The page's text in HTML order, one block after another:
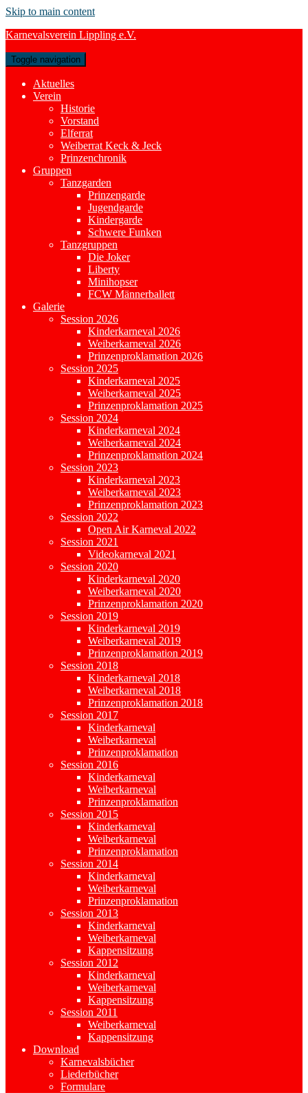
Skip to main content
Karnevalsverein Lippling e.V.
Toggle navigation
Aktuelles
Verein
Historie
Vorstand
Elferrat
Weiberrat Keck & Jeck
Prinzenchronik
Gruppen
Tanzgarden
Prinzengarde
Jugendgarde
Kindergarde
Schwere Funken
Tanzgruppen
Die Joker
Liberty
Minihopser
FCW Männerballett
Galerie
Session 2026
Kinderkarneval 2026
Weiberkarneval 2026
Prinzenproklamation 2026
Session 2025
Kinderkarneval 2025
Weiberkarneval 2025
Prinzenproklamation 2025
Session 2024
Kinderkarneval 2024
Weiberkarneval 2024
Prinzenproklamation 2024
Session 2023
Kinderkarneval 2023
Weiberkarneval 2023
Prinzenproklamation 2023
Session 2022
Open Air Karneval 2022
Session 2021
Videokarneval 2021
Session 2020
Kinderkarneval 2020
Weiberkarneval 2020
Prinzenproklamation 2020
Session 2019
Kinderkarneval 2019
Weiberkarneval 2019
Prinzenproklamation 2019
Session 2018
Kinderkarneval 2018
Weiberkarneval 2018
Prinzenproklamation 2018
Session 2017
Kinderkarneval
Weiberkarneval
Prinzenproklamation
Session 2016
Kinderkarneval
Weiberkarneval
Prinzenproklamation
Session 2015
Kinderkarneval
Weiberkarneval
Prinzenproklamation
Session 2014
Kinderkarneval
Weiberkarneval
Prinzenproklamation
Session 2013
Kinderkarneval
Weiberkarneval
Kappensitzung
Session 2012
Kinderkarneval
Weiberkarneval
Kappensitzung
Session 2011
Weiberkarneval
Kappensitzung
Download
Karnevalsbücher
Liederbücher
Formulare